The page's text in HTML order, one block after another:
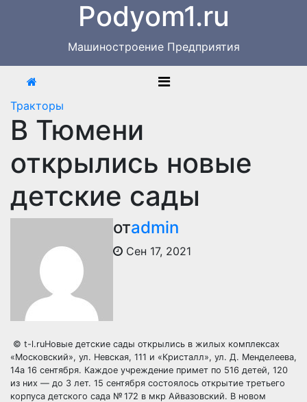
содержимому
Podyom1.ru
Машиностроение Предприятия
Тракторы
В Тюмени
открылись новые
детские сады
отadmin
Сен 17, 2021
© t-l.ruНовые детские сады открылись в жилых комплексах
«Московский», ул. Невская, 111 и «Кристалл», ул. Д. Менделеева,
14а 16 сентября. Каждое учреждение примет по 516 детей, 120
из них — до 3 лет. 15 сентября состоялось открытие третьего
корпуса детского сада № 172 в мкр Айвазовский. В новом